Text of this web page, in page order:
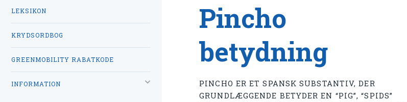
Pincho
betydning
PINCHO ER ET SPANSK SUBSTANTIV, DER
GRUNDLÆGGENDE BETYDER EN “PIG”, “SPIDS”
LEKSIKON
KRYDSORDBOG
GREENMOBILITY RABATKODE
INFORMATION